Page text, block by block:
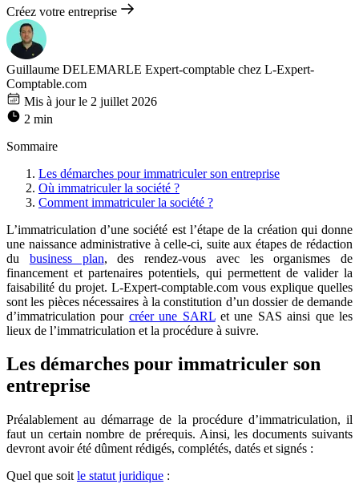
Créez votre entreprise
Guillaume DELEMARLE Expert-comptable chez L-Expert-
Comptable.com
Mis à jour le 2 juillet 2026
2 min
Sommaire
Les démarches pour immatriculer son entreprise
Où immatriculer la société ?
Comment immatriculer la société ?
L’immatriculation d’une société est l’étape de la création qui donne
une naissance administrative à celle-ci, suite aux étapes de rédaction
du business plan, des rendez-vous avec les organismes de
financement et partenaires potentiels, qui permettent de valider la
faisabilité du projet. L-Expert-comptable.com vous explique quelles
sont les pièces nécessaires à la constitution d’un dossier de demande
d’immatriculation pour créer une SARLet une SAS ainsi que les
lieux de l’immatriculation et la procédure à suivre.
Les démarches pour immatriculer son
entreprise
Préalablement au démarrage de la procédure d’immatriculation, il
faut un certain nombre de prérequis. Ainsi, les documents suivants
devront avoir été dûment rédigés, complétés, datés et signés :
Quel que soit le statut juridique :